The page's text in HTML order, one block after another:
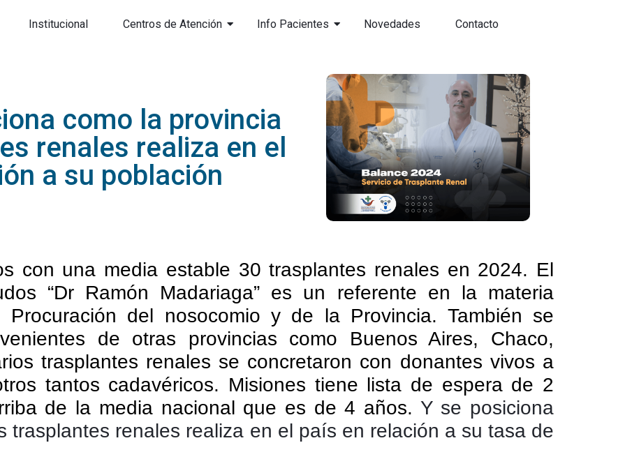
Institucional Centros de Atención Info Pacientes Novedades Contacto
como la provincia
renales realiza en el
a su población
con una media estable 30 trasplantes renales en 2024. El
“Dr Ramón Madariaga” es un referente en la materia
del nosocomio y de la Provincia. También se
de otras provincias como Buenos Aires, Chaco,
trasplantes renales se concretaron con donantes vivos a
tantos cadavéricos. Misiones tiene lista de espera de 2
de la media nacional que es de 4 años. Y se posiciona
trasplantes renales realiza en el país en relación a su tasa de